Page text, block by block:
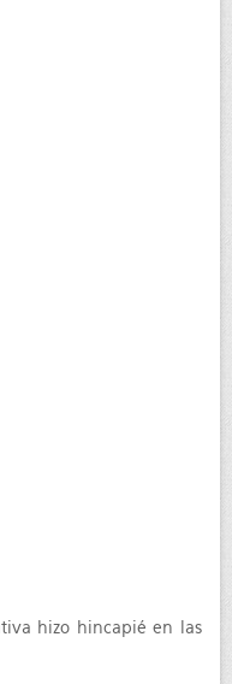
hizo hincapié en las